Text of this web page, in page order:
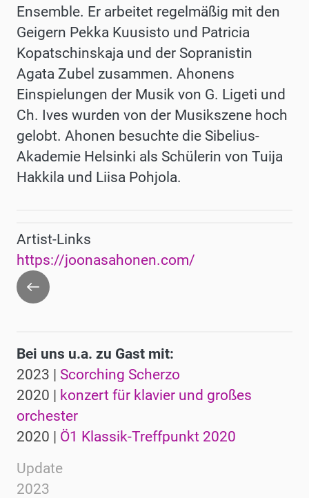
Ensemble. Er arbeitet regelmäßig mit den
Geigern Pekka Kuusisto und Patricia
Kopatschinskaja und der Sopranistin
Agata Zubel zusammen. Ahonens
Einspielungen der Musik von G. Ligeti und
Ch. Ives wurden von der Musikszene hoch
gelobt. Ahonen besuchte die Sibelius-
Akademie Helsinki als Schülerin von Tuija
Hakkila und Liisa Pohjola.
Artist-Links
https://joonasahonen.com/
Zurück
Bei uns u.a. zu Gast mit:
2023 | Scorching Scherzo
2020 | konzert für klavier und großes
orchester
2020 | Ö1 Klassik-Treffpunkt 2020
Update
2023